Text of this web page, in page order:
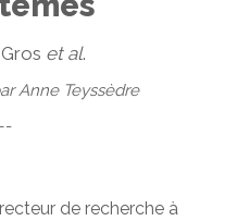
et al.
Anne Teyssèdre
de recherche à